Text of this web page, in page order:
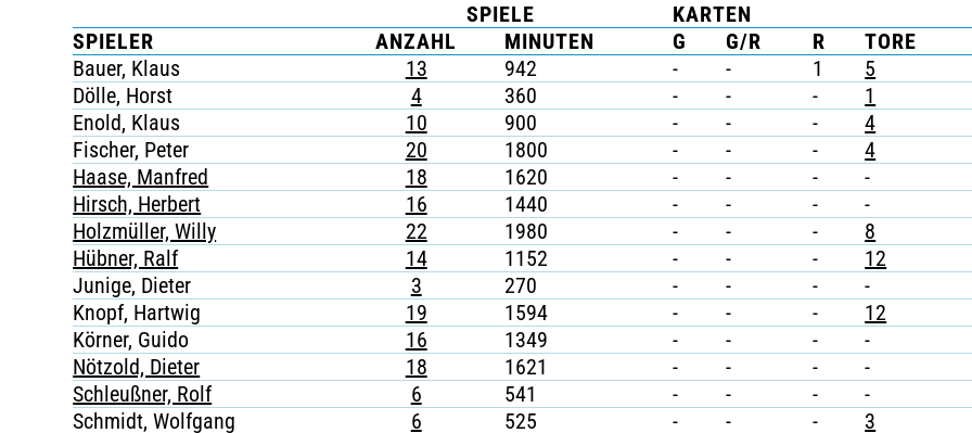
SPIELE KARTEN
SPIELER
ANZAHL MINUTEN G G/R R TORE
Bauer, Klaus
13 942 - - 1 5
Dölle, Horst
4 360 - - - 1
Enold, Klaus
10 900 - - - 4
Fischer, Peter
20 1800 - - - 4
Haase, Manfred
18 1620 - - - -
Hirsch, Herbert
16 1440 - - - -
Holzmüller, Willy
22 1980 - - - 8
Hübner, Ralf
14 1152 - - - 12
Junige, Dieter
3 270 - - - -
Knopf, Hartwig
19 1594 - - - 12
Körner, Guido
16 1349 - - - -
Nötzold, Dieter
18 1621 - - - -
Schleußner, Rolf
6 541 - - - -
Schmidt, Wolfgang
6 525 - - - 3